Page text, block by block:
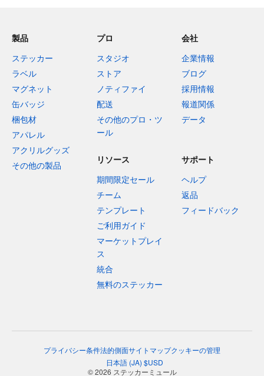
製品
ステッカー
ラベル
マグネット
缶バッジ
梱包材
アパレル
アクリルグッズ
その他の製品
プロ
スタジオ
ストア
ノティファイ
配送
その他のプロ・ツ
ール
会社
企業情報
ブログ
採用情報
報道関係
データ
リソース
期間限定セール
チーム
テンプレート
ご利用ガイド
マーケットプレイ
ス
統合
無料のステッカー
サポート
ヘルプ
返品
フィードバック
プライバシー条件法的側面サイトマップクッキーの管理
日本語(JA) $USD
© 2026 ステッカーミュール